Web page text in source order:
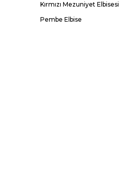
Kırmızı Mezuniyet Elbisesi
Pembe Elbise